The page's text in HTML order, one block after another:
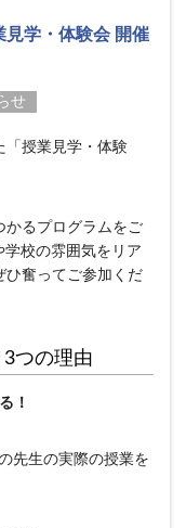
見学・体験会 開催
せ
「授業見学・体験
かるプログラムをご
校の雰囲気をリア
ひ奮ってご参加くだ
つの理由
！
先生の実際の授業を